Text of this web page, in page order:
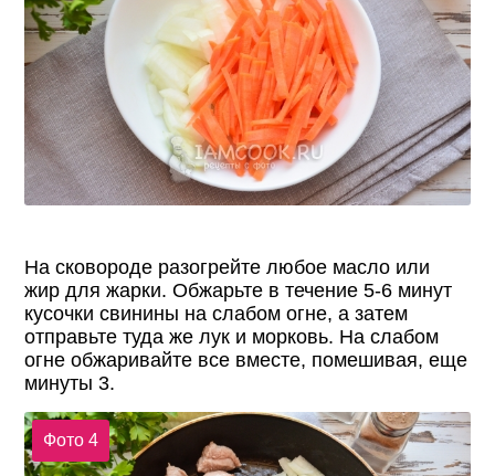
На сковороде разогрейте любое масло или
жир для жарки. Обжарьте в течение 5-6 минут
кусочки свинины на слабом огне, а затем
отправьте туда же лук и морковь. На слабом
огне обжаривайте все вместе, помешивая, еще
минуты 3.
Фото 4